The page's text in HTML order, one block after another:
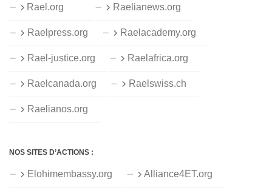
Rael.org Raelianews.org
Raelpress.org Raelacademy.org
Rael-justice.org Raelafrica.org
Raelcanada.org Raelswiss.ch
Raelianos.org
NOS SITES D’ACTIONS :
Elohimembassy.org Alliance4ET.org